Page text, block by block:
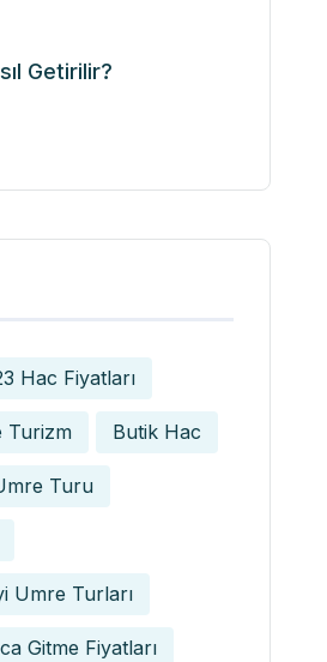
Getirilir?
Hac Fiyatları
Turizm Butik Hac
Turu
Umre Turları
Gitme Fiyatları